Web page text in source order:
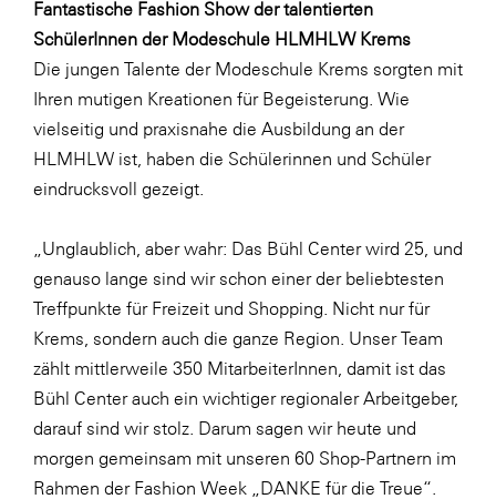
Libro
Lidl Österreich
Die Menü-Manufaktur
MTH Retail Group
OMV
OptimaMed
PAGRO
PHH Rechtsanwält:innen
Primark
Salesforce
sebamed
SeneCura
Fantastische Fashion Show der talentierten
SchülerInnen der Modeschule HLMHLW Krems
Die jungen Talente der Modeschule Krems sorgten mit
Ihren mutigen Kreationen für Begeisterung. Wie
vielseitig und praxisnahe die Ausbildung an der
HLMHLW ist, haben die Schülerinnen und Schüler
eindrucksvoll gezeigt.
„Unglaublich, aber wahr: Das Bühl Center wird 25, und
genauso lange sind wir schon einer der beliebtesten
Treffpunkte für Freizeit und Shopping. Nicht nur für
Krems, sondern auch die ganze Region. Unser Team
zählt mittlerweile 350 MitarbeiterInnen, damit ist das
Bühl Center auch ein wichtiger regionaler Arbeitgeber,
darauf sind wir stolz. Darum sagen wir heute und
morgen gemeinsam mit unseren 60 Shop-Partnern im
Rahmen der Fashion Week „DANKE für die Treue“.